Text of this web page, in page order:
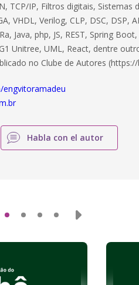
TCP/IP, Filtros digitais,
VHDL, Verilog, CLP, DSC, DSP,
Java, php, JS, REST, Spring Boot,
Unitree, UML, React, dentre
no Clube de Autores (https://
engvitoramadeu
Habla con el autor